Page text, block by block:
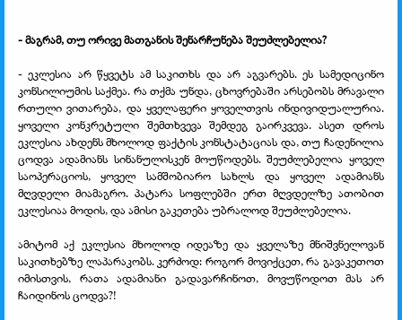
- მაგრამ, თუ ორივე მათგანის შენარჩუნება შეუძლებელია?
- ეკლესია არ წყვეტს ამ საკითხს და არ აგვარებს. ეს სამედიცინო
კონსილიუმის საქმეა. რა თქმა უნდა, ცხოვრებაში არსებობს მრავალი
რთული ვითარება, და ყველაფერი ყოველთვის ინდივიდუალურია.
ყოველი კონკრეტული შემთხვევა შემდეგ გაირკვევა. ასეთ დროს
ეკლესია ახდენს მხოლოდ ფაქტის კონსტატაციას და, თუ ჩადენილია
ცოდვა ადამიანს სინანულისკენ მოუწოდებს. შეუძლებელია ყოველ
საოპერაციოს, ყოველ სამშობიარო სახლს და ყოველ ადამიანს
მღვდელი მიამაგრო. პატარა სოფლებში ერთ მღვდელზე ათობით
ეკლესიაა მოდის, და ამისი გაკეთება უბრალოდ შეუძლებელია.
ამიტომ აქ ეკლესია მხოლოდ იდეაზე და ყველაზე მნიშვნელოვან
საკითხებზე ლაპარაკობს. კერძოდ: როგორ მოვიქცეთ, რა გავაკეთოთ
იმისთვის, რათა ადამიანი გადავარჩინოთ, მოვუწოდოთ მას არ
ჩაიდინოს ცოდვა?!